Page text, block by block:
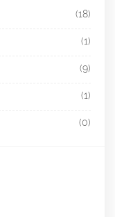
(18)
(1)
(9)
(1)
(0)